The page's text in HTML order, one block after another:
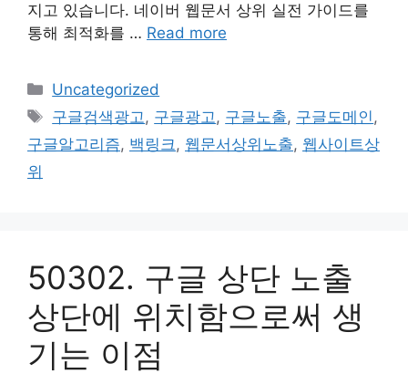
지고 있습니다. 네이버 웹문서 상위 실전 가이드를
통해 최적화를 … Read more
Categories
Uncategorized
Tags
구글검색광고, 구글광고, 구글노출, 구글도메인,
구글알고리즘, 백링크, 웹문서상위노출, 웹사이트상
위
50302. 구글 상단 노출
상단에 위치함으로써 생
기는 이점